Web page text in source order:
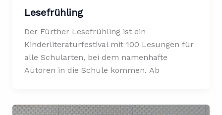
Lesefrühling
Der Fürther Lesefrühling ist ein
Kinderliteraturfestival mit 100 Lesungen für
alle Schularten, bei dem namenhafte
Autoren in die Schule kommen. Ab